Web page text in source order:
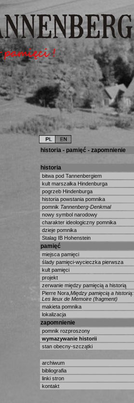
historia - pamięć - zapomnienie
historia
bitwa pod Tannenbergiem
kult marszałka Hindenburga
pogrzeb Hindenburga
historia powstania pomnika
pomnik Tannenberg-Denkmal
nowy symbol narodowy
charakter ideologiczny pomnika
dzieje pomnika
Stalag IB Hohenstein
pamięć
miejsca pamięci
ślady pamięci-wycieczka pierwsza
kult pamięci
projekt
zerwanie między pamięcią a historią
Pierre Nora, Między pamięcią a historią:
Les lieux de Memoire (fragment)
makieta pomnika
lokalizacja
zapomnienie
pomnik rozproszony
wymazywanie historii
stan obecny-szczątki
archiwum
bibliografia
linki stron
kontakt